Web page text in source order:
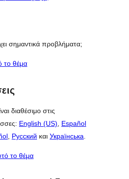
σημαντικά προβλήματα;
το θέμα
διαθέσιμο στις
English (US)
Español
Русский και Українська
το θέμα